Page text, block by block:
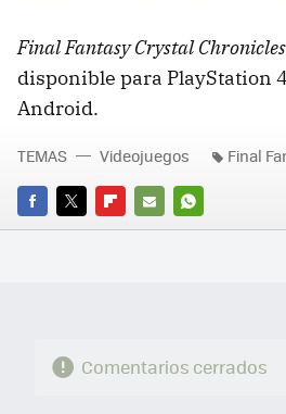
Final Fantasy Crystal Chronicles
disponible para PlayStation
Android.
FACEBOOK
TWITTERFLIPBOARD
E-
WHATSAPP
TEMAS Videojuegos Final
Comentarios cerrados